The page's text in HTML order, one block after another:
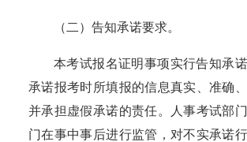
（二）告知承诺要求。
本考试报名证明事项实行告知承
承诺报考时所填报的信息真实、准确
并承担虚假承诺的责任。人事考试部
门在事中事后进行监管，对不实承诺